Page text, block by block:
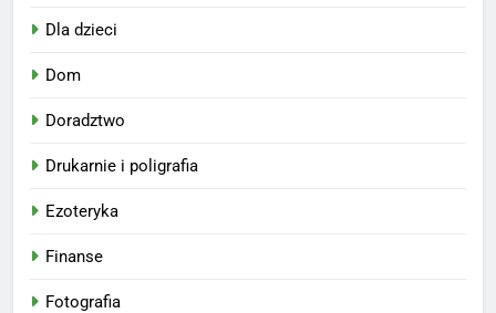
Dla dzieci
Dom
Doradztwo
Drukarnie i poligrafia
Ezoteryka
Finanse
Fotografia